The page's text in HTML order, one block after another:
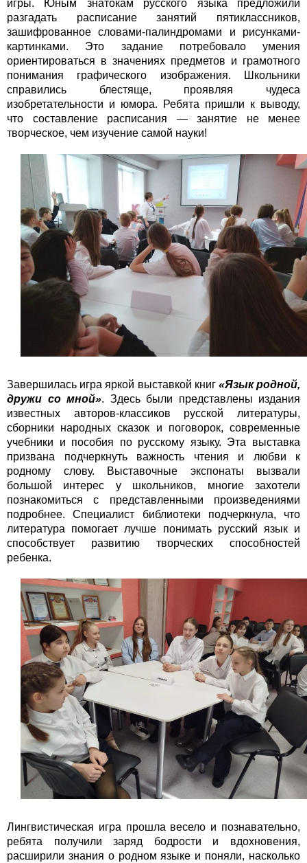
игры. Юным знатокам русского языка предложили
разгадать расписание занятий пятиклассников,
зашифрованное словами-палиндромами и рисунками-
картинками. Это задание потребовало умения
ориентироваться в значениях предметов и грамотного
понимания графического изображения. Школьники
справились блестяще, проявляя чудеса
изобретательности и юмора. Ребята пришли к выводу,
что составление расписания — занятие не менее
творческое, чем изучение самой науки!
Завершилась игра яркой выставкой книг «Язык родной,
дружи со мной». Здесь были представлены издания
известных авторов-классиков русской литературы,
сборники народных сказок и поговорок, современные
учебники и пособия по русскому языку. Эта выставка
призвана подчеркнуть важность чтения и любви к
родному слову. Выставочные экспонаты вызвали
большой интерес у школьников, многие захотели
познакомиться с представленными произведениями
подробнее. Специалист библиотеки подчеркнула, что
литература помогает лучше понимать русский язык и
способствует развитию творческих способностей
ребенка.
Лингвистическая игра прошла весело и познавательно,
ребята получили заряд бодрости и вдохновения,
расширили знания о родном языке и поняли, насколько